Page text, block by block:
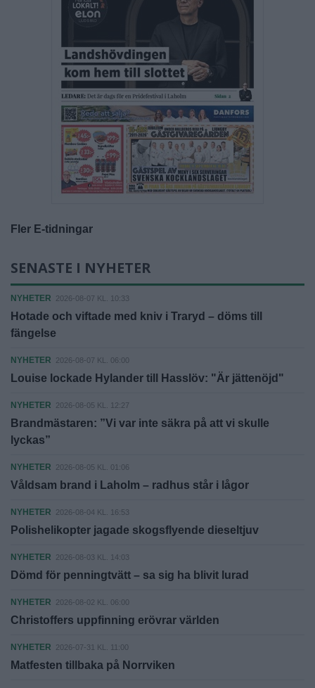
Fler E-tidningar
SENASTE I NYHETER
NYHETER 2026-08-07 KL. 10:33
Hotade och viftade med kniv i Traryd – döms till
fängelse
NYHETER 2026-08-07 KL. 06:00
Louise lockade Hylander till Hasslöv: "Är jättenöjd"
NYHETER 2026-08-05 KL. 12:27
Brandmästaren: ”Vi var inte säkra på att vi skulle
lyckas”
NYHETER 2026-08-05 KL. 01:06
Våldsam brand i Laholm – radhus står i lågor
NYHETER 2026-08-04 KL. 16:53
Polishelikopter jagade skogsflyende dieseltjuv
NYHETER 2026-08-03 KL. 14:03
Dömd för penningtvätt – sa sig ha blivit lurad
NYHETER 2026-08-02 KL. 06:00
Christoffers uppfinning erövrar världen
NYHETER 2026-07-31 KL. 11:00
Matfesten tillbaka på Norrviken